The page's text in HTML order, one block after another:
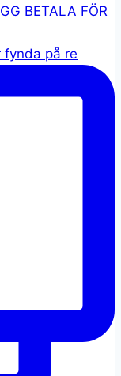
fynda på re